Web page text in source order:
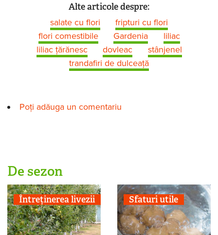
Alte articole despre:
salate cu flori
fripturi cu flori
flori comestibile
Gardenia
liliac
liliac ţărănesc
dovleac
stânjenel
trandafiri de dulceață
Poți adăuga un comentariu
De sezon
Întreținerea livezii Sfaturi utile